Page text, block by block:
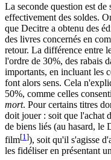
La seconde question est
effectivement des soldes.
que Decitre a obtenu des
des livres concernés en
retour. La différence entre
l'ordre de 30%, des rabais
importants, en incluant les
font alors sens. Cela
50%, comme celles
mort. Pour certains titres
doit jouer : soit que l'achat
de biens liés (au hasard,
film[1 ]), soit qu'il s'agisse
les fidéliser en présentant